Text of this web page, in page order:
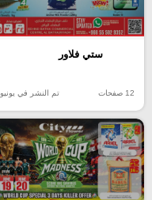
ستي فلاور
12 صفحات تم النشر في يونيو 23